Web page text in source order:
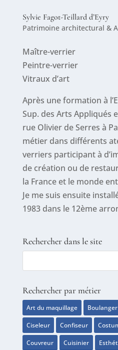
Sylvie Fagot-Teillard d’Eyry
Patrimoine architectural &
Maître-verrier
Peintre-verrier
Vitraux d’art
Après une formation à
Sup. des Arts Appliqués
rue Olivier de Serres à
métier dans différents
verriers participant à
de création ou de
la France et le monde
Je me suis ensuite
1983 dans le 12ème
Rechercher dans le site
Rechercher par métier
Art du maquillage Boulanger
Ciseleur Confiseur
Couvreur Cuisinier